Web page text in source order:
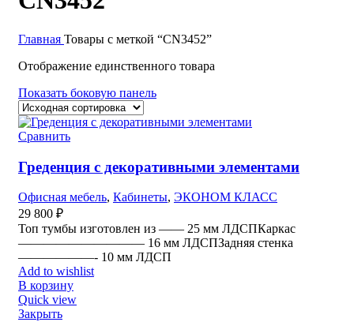
Закрыть
Главная Товары с меткой “CN3452”
Отображение единственного товара
Показать боковую панель
Сравнить
Греденция с декоративными элементами
Офисная мебель, Кабинеты, ЭКОНОМ КЛАСС
29 800 ₽
Топ тумбы изготовлен из —— 25 мм ЛДСПКаркас
—————————— 16 мм ЛДСПЗадняя стенка
——————- 10 мм ЛДСП
Add to wishlist
В корзину
Quick view